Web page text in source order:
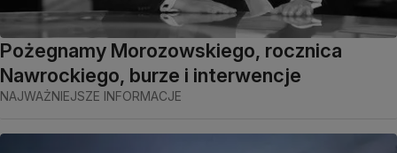
Pożegnamy Morozowskiego, rocznica
Nawrockiego, burze i interwencje
NAJWAŻNIEJSZE INFORMACJE